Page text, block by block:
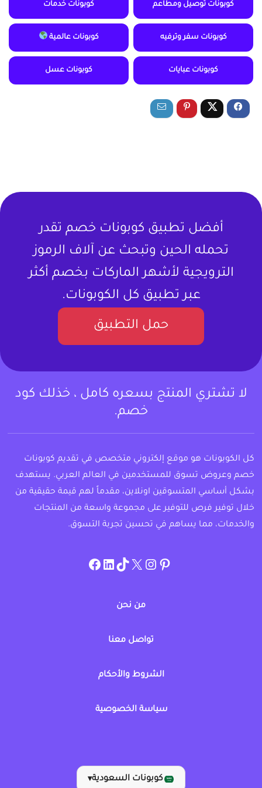
كوبونات توصيل ومطاعم كوبونات خدمات
كوبونات سفر وترفيه كوبونات عالمية
كوبونات عبايات كوبونات عسل
أفضل تطبيق كوبونات خصم تقدر
تحمله الحين وتبحث عن آلاف الرموز
الترويجية لأشهر الماركات بخصم أكثر
عبر تطبيق كل الكوبونات.
حمل التطبيق
لا تشتري المنتج بسعره كامل ، خذلك كود
خصم.
كل الكوبونات هو موقع إلكتروني متخصص في تقديم كوبونات
خصم وعروض تسوق للمستخدمين في العالم العربي. يستهدف
بشكل أساسي المتسوقين اونلاين، مقدماً لهم قيمة حقيقية من
خلال توفير فرص للتوفير على مجموعة واسعة من المنتجات
والخدمات، مما يساهم في تحسين تجربة التسوق.
pinterest
allcouponat
twitter
TikTok
linkedin
facebook
من نحن
تواصل معنا
الشروط والأحكام
سياسة الخصوصية
كوبونات السعودية▾